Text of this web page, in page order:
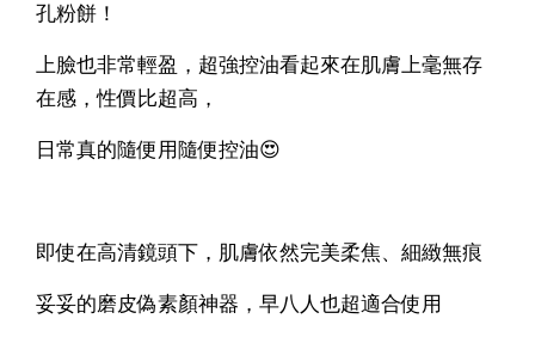
孔粉餅！
上臉也非常輕盈，超強控油看起來在肌膚上毫無存
在感，性價比超高，
日常真的隨便用隨便控油😍
即使在高清鏡頭下，肌膚依然完美柔焦、細緻無痕
妥妥的磨皮偽素顏神器，早八人也超適合使用